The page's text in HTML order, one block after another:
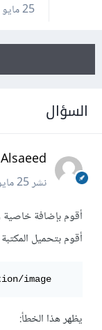
25 مايو 2021
السؤال
نشر25 مايو 2021
أقوم بإضافة خاصية
أقوم بتحميل المكتبة
image
يظهر هذا الخطأ: